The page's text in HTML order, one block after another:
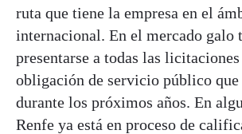
ruta que tiene la empresa en el
internacional. En el mercado galo
presentarse a todas las
obligación de servicio público que
durante los próximos años. En
Renfe ya está en proceso de